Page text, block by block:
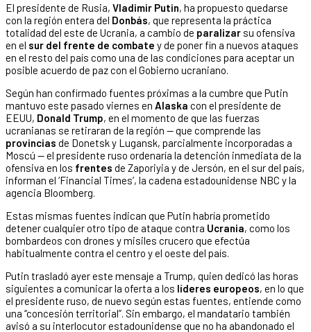
El presidente de Rusia, Vladimir Putin, ha propuesto quedarse
con la región entera del Donbás, que representa la práctica
totalidad del este de Ucrania, a cambio de paralizar su ofensiva
en el sur del frente de combate y de poner fin a nuevos ataques
en el resto del país como una de las condiciones para aceptar un
posible acuerdo de paz con el Gobierno ucraniano.
Según han confirmado fuentes próximas a la cumbre que Putin
mantuvo este pasado viernes en Alaska con el presidente de
EEUU, Donald Trump, en el momento de que las fuerzas
ucranianas se retiraran de la región — que comprende las
provincias de Donetsk y Lugansk, parcialmente incorporadas a
Moscú — el presidente ruso ordenaría la detención inmediata de la
ofensiva en los frentes de Zaporiyia y de Jersón, en el sur del país,
informan el ‘Financial Times’, la cadena estadounidense NBC y la
agencia Bloomberg.
Estas mismas fuentes indican que Putin habría prometido
detener cualquier otro tipo de ataque contra Ucrania, como los
bombardeos con drones y misiles crucero que efectúa
habitualmente contra el centro y el oeste del país.
Putin trasladó ayer este mensaje a Trump, quien dedicó las horas
siguientes a comunicar la oferta a los líderes europeos, en lo que
el presidente ruso, de nuevo según estas fuentes, entiende como
una “concesión territorial”. Sin embargo, el mandatario también
avisó a su interlocutor estadounidense que no ha abandonado el